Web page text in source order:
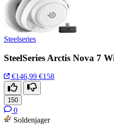
Steelseries
SteelSeries Arctis Nova 7
€146,99 €158
150
0
Soldenjager